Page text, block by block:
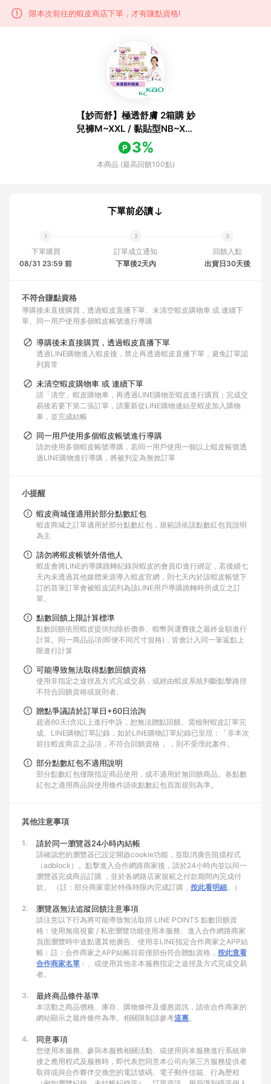
限本次前往的蝦皮商店下單，才有賺點資格!
【妙而舒】極透舒膚 2箱購 妙
兒褲M~XXL / 黏貼型NB~XL│
花王旗艦館
3%
本商品 (最高回饋100點)
下單前必讀
下單購買
08/31 23:59 前
訂單成立通知
下單後2天內
回饋入點
出貨日30天後
不符合賺點資格
導購後未直接購買，透過蝦皮直播下單
未清空蝦皮購物車 或 連續下
單
同一用戶使用多個蝦皮帳號進行導購
導購後未直接購買，透過蝦皮直播下單
透過LINE購物進入蝦皮後，禁止再透過蝦皮直播下單，避免訂單認
列異常
未清空蝦皮購物車 或 連續下單
請「清空」蝦皮購物車，再透過LINE購物至蝦皮進行購買；完成交
易後若要下第二張訂單，請重新從LINE購物連結至蝦皮加入購物
車，並完成結帳
同一用戶使用多個蝦皮帳號進行導購
請勿使用多個蝦皮帳號導購，若同一用戶使用一個以上蝦皮帳號透
過LINE購物進行導購，將被判定為無效訂單
小提醒
蝦皮商城僅適用於部分點數紅包
蝦皮商城之訂單適用於部分點數紅包，規範請依該點數紅包頁說明
為主
請勿將蝦皮帳號外借他人
蝦皮會將LINE的導購跳轉紀錄與蝦皮的會員ID進行綁定，若後續七
天內未透過其他媒體來源導入蝦皮官網，則七天內於該蝦皮帳號下
訂的首筆訂單會被蝦皮認列為該LINE用戶導購跳轉時所成立之訂
單。
點數回饋上限計算標準
點數回饋依照蝦皮提供扣除折價券、蝦幣與運費後之最終金額進行
計算。同一商品品項(即便不同尺寸規格)，皆會計入同一筆返點上
限進行計算
可能導致無法取得點數回饋資格
使用非指定之途徑及方式完成交易，或經由蝦皮系統判斷點擊路徑
不符合回饋資格或規則者。
贈點爭議請於訂單日+60日洽詢
超過60天(含)以上進行申訴，恕無法贈點回饋。需檢附蝦皮訂單完
成、LINE購物訂單記錄，如於LINE購物訂單紀錄已呈現：「非本次
前往蝦皮商店之品項，不符合回饋資格 」，則不受理此案件。
部分點數紅包不適用說明
部分點數紅包僅限指定商品使用，或不適用於無回饋商品。各點數
紅包之適用商品與使用條件請依點數紅包頁面規則為準。
其他注意事項
1. 請於同一瀏覽器24小時內結帳
請確認您的瀏覽器已設定開啟cookie功能，並取消廣告阻擋程式
（adblock）。點擊進入合作網路商家後，請於24小時內並以同一
瀏覽器完成商品訂購 ，並於各網路店家規範之付款期間內完成付
款。 （註：部分商家需於特殊時限內完成訂購， 按此看明細。）
2. 瀏覽器無法追蹤回饋注意事項
請注意以下行為將可能導致無法取得 LINE POINTS 點數回饋資
格：使用無痕視窗 / 私密瀏覽功能使用本服務、進入合作網路商家
頁面瀏覽時中途點選其他廣告、使用非LINE指定合作商家之APP結
帳﹙註：合作商家之APP結帳目前僅部份符合贈點資格， 按此查看
合作商家名單 ﹚、或使用其他非本服務指定之途徑及方式完成交易
者。
3. 最終商品條件基準
本活動之商品價格、庫存、購物條件及優惠資訊，請依合作商家的
網站顯示之最終條件為準。相關限制請參考這裏。
4. 同意事項
您使用本服務、參與本服務相關活動、或使用與本服務進行系統串
接之應用程式及服務時，即代表您同意本公司向第三方服務提供者
取得或與合作夥伴交換您的電話號碼、電子郵件信箱、行為歷程